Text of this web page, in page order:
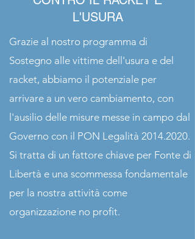
L'USURA
Grazie al nostro programma di
Sostegno alle vittime dell'usura e del
racket, abbiamo il potenziale per
arrivare a un vero cambiamento, con
l'ausilio delle misure messe in campo dal
Governo con il PON Legalità 2014.2020.
Si tratta di un fattore chiave per Fonte di
Libertà e una scommessa fondamentale
per la nostra attività come
organizzazione no profit.